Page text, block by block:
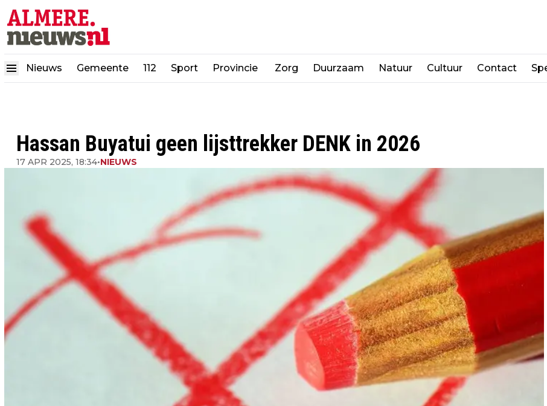
Nieuws Gemeente 112 Sport Provincie Zorg Duurzaam Natuur Cultuur Contact
Hassan Buyatui geen lijsttrekker DENK in 2026
17 APR 2025, 18:34•NIEUWS